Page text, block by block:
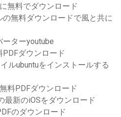
無料でダウンロード
無料ダウンロードで風と共に
ーターyoutube
ダウンロード
ルubuntuをインストールする
料PDFダウンロード
最新のiOSをダウンロード
のダウンロード